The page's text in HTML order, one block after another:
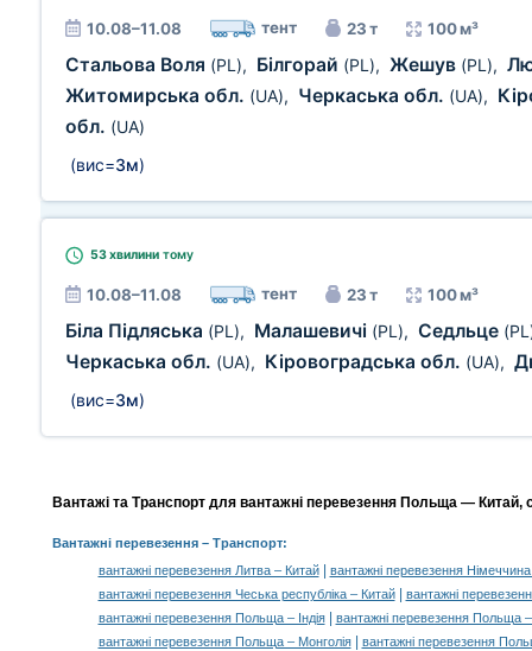
10.08–11.08 тент 23 т 100 м³
Стальова Воля (PL), Білгорай (PL), Жешув (PL),
Житомирська обл. (UA), Черкаська обл. (UA),
обл. (UA)
(вис=3м)
53 хвилини тому
10.08–11.08 тент 23 т 100 м³
Біла Підляська (PL), Малашевичі (PL), Седльце
Черкаська обл. (UA), Кіровоградська обл. (UA),
(вис=3м)
Вантажі та Транспорт для вантажні перевезення Польща — Китай,
Вантажні перевезення– Транспорт:
вантажні перевезення Литва – Китай|
вантажні перевезення
вантажні перевезення Чеська республіка – Китай|
вантажні
вантажні перевезення Польща – Індія|
вантажні перевезення Польща
вантажні перевезення Польща – Монголія|
вантажні перевезення